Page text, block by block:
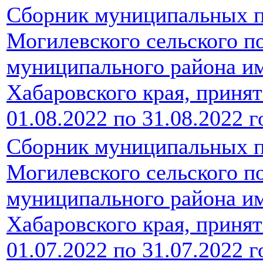
Сборник муниципальных
Могилевского сельского
муниципального района
Хабаровского края,
01.08.2022 по 31.08.2022
Сборник муниципальных
Могилевского сельского
муниципального района
Хабаровского края,
01.07.2022 по 31.07.2022